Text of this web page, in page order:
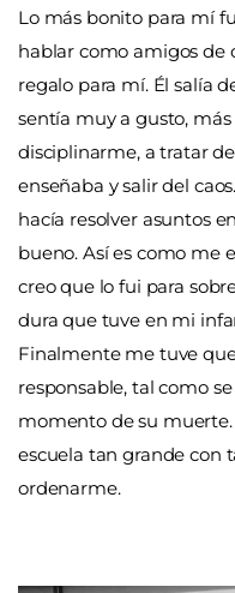
Lo más bonito para mí
hablar como amigos de
regalo para mí. Él salía
sentía muy a gusto, más
disciplinarme, a tratar
enseñaba y salir del
hacía resolver asuntos
bueno. Así es como me
creo que lo fui para
dura que tuve en mi
Finalmente me tuve
responsable, tal como
momento de su
escuela tan grande con
ordenarme.